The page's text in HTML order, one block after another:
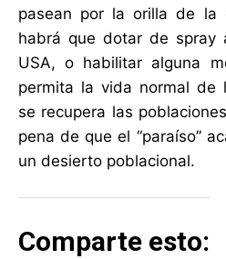
pasean por la orilla de la
habrá que dotar de spray
USA, o habilitar alguna
permita la vida normal de
se recupera las
pena de que el “paraíso”
un desierto poblacional.
Comparte esto: